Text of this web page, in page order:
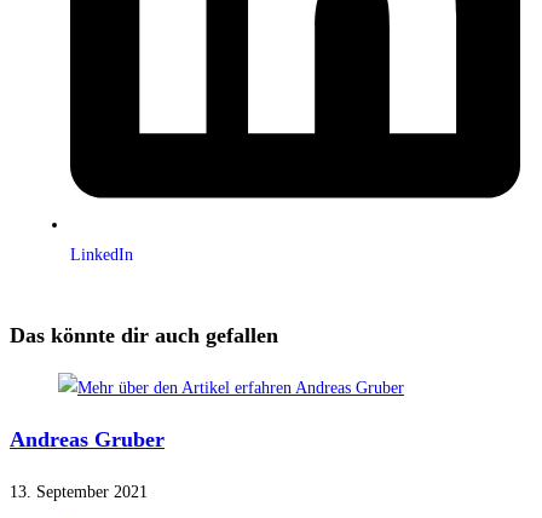
LinkedIn
Das könnte dir auch gefallen
Andreas Gruber
13. September 2021